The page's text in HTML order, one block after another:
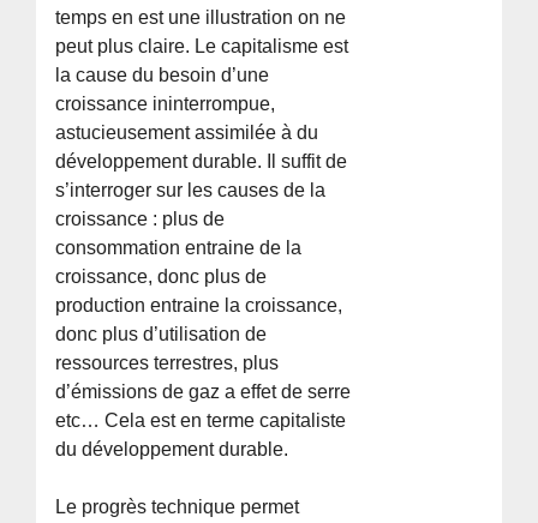
temps en est une illustration on ne
peut plus claire. Le capitalisme est
la cause du besoin d’une
croissance ininterrompue,
astucieusement assimilée à du
développement durable. Il suffit de
s’interroger sur les causes de la
croissance : plus de
consommation entraine de la
croissance, donc plus de
production entraine la croissance,
donc plus d’utilisation de
ressources terrestres, plus
d’émissions de gaz a effet de serre
etc… Cela est en terme capitaliste
du développement durable.
Le progrès technique permet